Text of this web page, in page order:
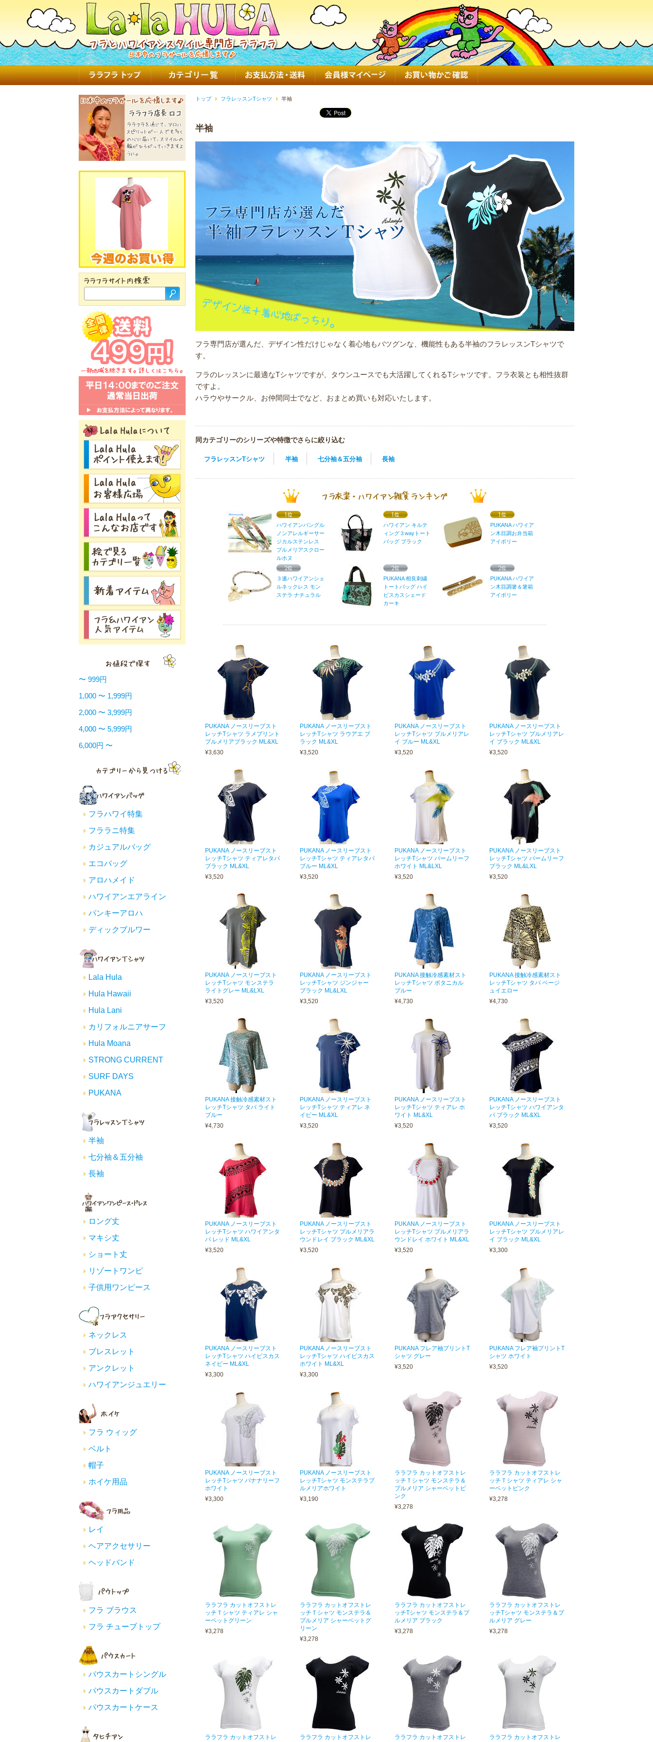
トップ フラレッスンTシャツ 半袖
半袖
フラ専門店が選んだ、デザイン性だけじゃなく着心地もバツグンな、機能性もある半袖のフラレッスンTシャツで
す。
フラのレッスンに最適なTシャツですが、タウンユースでも大活躍してくれるTシャツです。フラ衣装とも相性抜群
ですよ。
ハラウやサークル、お仲間同士でなど、おまとめ買いも対応いたします。
同カテゴリーのシリーズや特徴でさらに絞り込む
フラレッスンTシャツ 半袖 七分袖＆五分袖 長袖
ハワイアンバングル
ノンアレルギーサー
ジカルステンレス
プルメリアスクロー
ルホヌ
３連ハワイアンシェ
ルネックレス モン
ステラ ナチュラル
ハワイアン キルテ
ィング３wayトート
バッグ ブラック
PUKANA 相良刺繍
トートバッグ ハイ
ビスカスシェード
カーキ
PUKANA ハワイア
ン木目調お弁当箱
アイボリー
PUKANA ハワイア
ン木目調箸＆箸箱
アイボリー
PUKANA ノースリーブスト
レッチTシャツ ラメプリント
プルメリアブラック ML&XL
¥3,630
PUKANA ノースリーブスト
レッチTシャツ ラウアエ ブ
ラック ML&XL
¥3,520
PUKANA ノースリーブスト
レッチTシャツ プルメリアレ
イ ブルー ML&XL
¥3,520
PUKANA ノースリーブスト
レッチTシャツ プルメリアレ
イ ブラック ML&XL
¥3,520
PUKANA ノースリーブスト
レッチTシャツ ティアレタパ
ブラック ML&XL
¥3,520
PUKANA ノースリーブスト
レッチTシャツ ティアレタパ
ブルー ML&XL
¥3,520
PUKANA ノースリーブスト
レッチTシャツ パームリーフ
ホワイト ML&LXL
¥3,520
PUKANA ノースリーブスト
レッチTシャツ パームリーフ
ブラック ML&LXL
¥3,520
PUKANA ノースリーブスト
レッチTシャツ モンステラ
ライトグレー ML&LXL
¥3,520
PUKANA ノースリーブスト
レッチTシャツ ジンジャー
ブラック ML&LXL
¥3,520
PUKANA 接触冷感素材スト
レッチTシャツ ボタニカル
ブルー
¥4,730
PUKANA 接触冷感素材スト
レッチTシャツ タパ ベージ
ュイエロー
¥4,730
PUKANA 接触冷感素材スト
レッチTシャツ タパ ライト
ブルー
¥4,730
PUKANA ノースリーブスト
レッチTシャツ ティアレ ネ
イビー ML&XL
¥3,520
PUKANA ノースリーブスト
レッチTシャツ ティアレ ホ
ワイト ML&XL
¥3,520
PUKANA ノースリーブスト
レッチTシャツ ハワイアンタ
パ ブラック ML&XL
¥3,520
PUKANA ノースリーブスト
レッチTシャツ ハワイアンタ
パ レッド ML&XL
¥3,520
PUKANA ノースリーブスト
レッチTシャツ プルメリアラ
ウンドレイ ブラック ML&XL
¥3,520
PUKANA ノースリーブスト
レッチTシャツ プルメリアラ
ウンドレイ ホワイト ML&XL
¥3,520
PUKANA ノースリーブスト
レッチTシャツ プルメリアレ
イ ブラック ML&XL
¥3,300
PUKANA ノースリーブスト
レッチTシャツ ハイビスカス
ネイビー ML&XL
¥3,300
PUKANA ノースリーブスト
レッチTシャツ ハイビスカス
ホワイト ML&XL
¥3,300
PUKANA フレア袖プリントT
シャツ グレー
¥3,520
PUKANA フレア袖プリントT
シャツ ホワイト
¥3,520
PUKANA ノースリーブスト
レッチTシャツ バナナリーフ
ホワイト
¥3,300
PUKANA ノースリーブスト
レッチTシャツ モンステラプ
ルメリアホワイト
¥3,190
ララフラ カットオフストレ
ッチＴシャツ モンステラ＆
プルメリア シャーベットピ
ンク
¥3,278
ララフラ カットオフストレ
ッチＴシャツ ティアレ シャ
ーベットピンク
¥3,278
ララフラ カットオフストレ
ッチＴシャツ ティアレ シャ
ーベットグリーン
¥3,278
ララフラ カットオフストレ
ッチＴシャツ モンステラ＆
プルメリア シャーベットグ
リーン
¥3,278
ララフラ カットオフストレ
ッチTシャツ モンステラ＆プ
ルメリア ブラック
¥3,278
ララフラ カットオフストレ
ッチTシャツ モンステラ＆プ
ルメリア グレー
¥3,278
ララフラ カットオフストレ
ララフラ カットオフストレ
ララフラ カットオフストレ
ララフラ カットオフストレ
〜 999円
1,000 〜 1,999円
2,000 〜 3,999円
4,000 〜 5,999円
6,000円 〜
フラハワイ特集
フララニ特集
カジュアルバッグ
エコバッグ
アロハメイド
ハワイアンエアライン
パンキーアロハ
ディックブルワー
Lala Hula
Hula Hawaii
Hula Lani
カリフォルニアサーフ
Hula Moana
STRONG CURRENT
SURF DAYS
PUKANA
半袖
七分袖＆五分袖
長袖
ロング丈
マキシ丈
ショート丈
リゾートワンピ
子供用ワンピース
ネックレス
ブレスレット
アンクレット
ハワイアンジュエリー
フラ ウィッグ
ベルト
帽子
ホイケ用品
レイ
ヘアアクセサリー
ヘッドバンド
フラ ブラウス
フラ チューブトップ
パウスカートシングル
パウスカートダブル
パウスカートケース